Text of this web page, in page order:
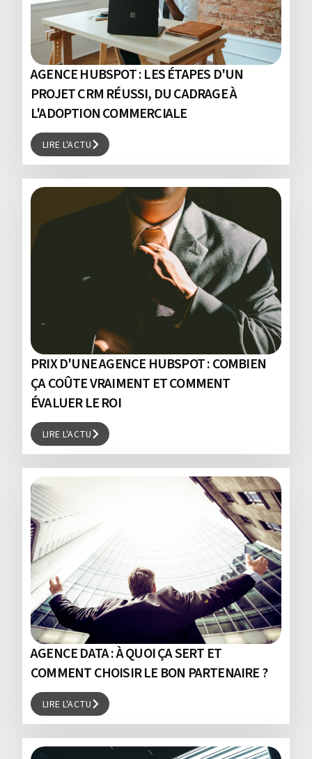
AGENCE HUBSPOT : LES ÉTAPES D'UN
PROJET CRM RÉUSSI, DU CADRAGE À
L'ADOPTION COMMERCIALE
LIRE L'ACTU
LIRE L'ACTU
PRIX D'UNE AGENCE HUBSPOT : COMBIEN
ÇA COÛTE VRAIMENT ET COMMENT
ÉVALUER LE ROI
LIRE L'ACTU
LIRE L'ACTU
AGENCE DATA : À QUOI ÇA SERT ET
COMMENT CHOISIR LE BON PARTENAIRE ?
LIRE L'ACTU
LIRE L'ACTU